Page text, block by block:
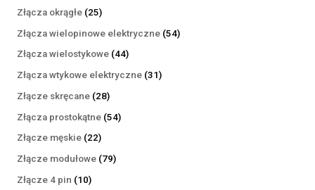
Złącza okrągłe 2525
produktów
Złącza wielopinowe elektryczne 5454
Złącza wielostykowe 4444
produkty
Złącza wtykowe elektryczne 3131
Złącze skręcane 2828
produktów
Złącza prostokątne 5454
Złącze męskie 2222
produkty
Złącze modułowe 7979
Złącze 4 pin 1010